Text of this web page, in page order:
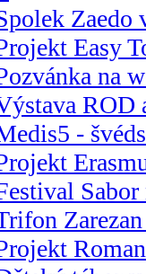
Zaedo
Easy
na
ROD
-
Sabor